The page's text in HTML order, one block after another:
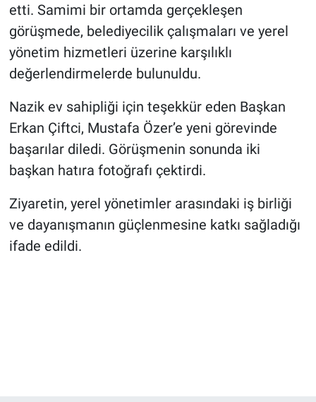
etti. Samimi bir ortamda gerçekleşen
görüşmede, belediyecilik çalışmaları ve yerel
yönetim hizmetleri üzerine karşılıklı
değerlendirmelerde bulunuldu.
Nazik ev sahipliği için teşekkür eden Başkan
Erkan Çiftci, Mustafa Özer’e yeni görevinde
başarılar diledi. Görüşmenin sonunda iki
başkan hatıra fotoğrafı çektirdi.
Ziyaretin, yerel yönetimler arasındaki iş birliği
ve dayanışmanın güçlenmesine katkı sağladığı
ifade edildi.
Kırşehir
Yerel
Asayiş
Kültür - Sanat
Politika
Magazin